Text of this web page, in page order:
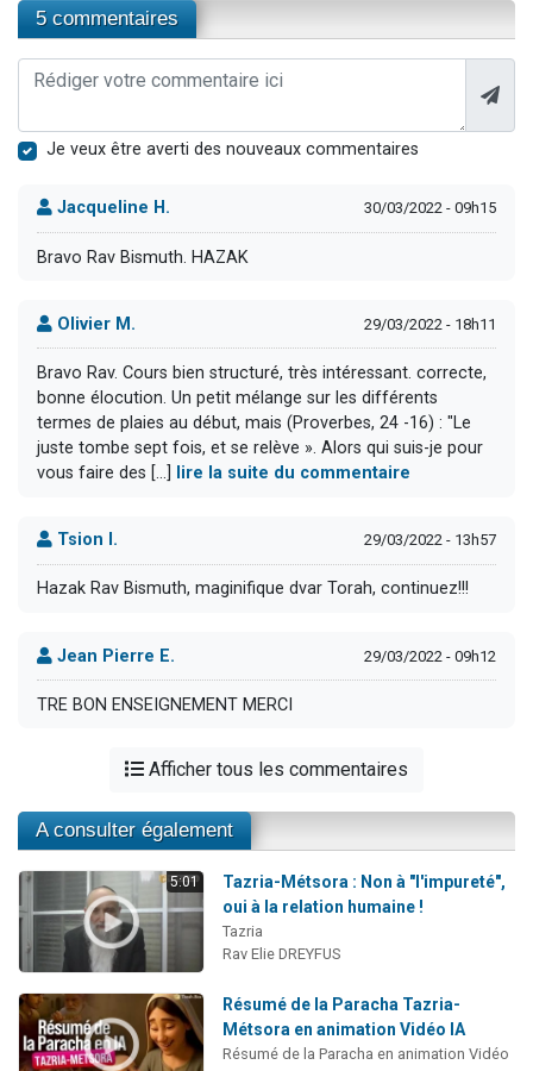
5 commentaires
Je veux être averti des nouveaux commentaires
Jacqueline H. 30/03/2022 - 09h15
Bravo Rav Bismuth. HAZAK
Olivier M. 29/03/2022 - 18h11
Bravo Rav. Cours bien structuré, très intéressant. correcte,
bonne élocution. Un petit mélange sur les différents
termes de plaies au début, mais (Proverbes, 24 -16) : "Le
juste tombe sept fois, et se relève ». Alors qui suis-je pour
vous faire des [...]
lire la suite du commentaire
Tsion I. 29/03/2022 - 13h57
Hazak Rav Bismuth, maginifique dvar Torah, continuez!!!
Jean Pierre E. 29/03/2022 - 09h12
TRE BON ENSEIGNEMENT MERCI
Afficher tous les commentaires
A consulter également
5:01
Tazria-Métsora : Non à "l'impureté",
oui à la relation humaine !
Tazria
Rav Elie DREYFUS
Résumé de la Paracha Tazria-
Métsora en animation Vidéo IA
Résumé de la Paracha en animation Vidéo